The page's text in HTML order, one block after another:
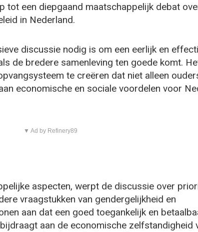
tot een diepgaand maatschappelijk debat
in Nederland.
discussie nodig is om een eerlijk en
de bredere samenleving ten goede komt.
te creëren dat niet alleen
economische en sociale voordelen voor
▼ Ad by Refinery89
aspecten, werpt de discussie over
vraagstukken van gendergelijkheid en
aan dat een goed toegankelijk en
aan de economische zelfstandigheid